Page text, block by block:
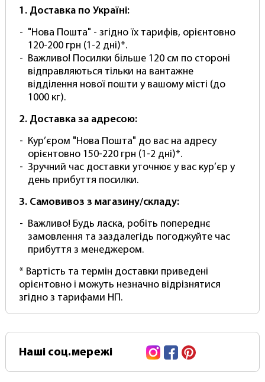
та відкрийте для себе різницю в якості.
Паперовий фон – це важливий інструмент для
фотографа, і вибір фону може суттєво вплинути
на якість фотографій. Ось кілька причин, чому
паперове тло варто розглянути:
Універсальність: Паперові фони підходять
для різних видів зйомки, включаючи
портрети, предметну фотографію та
натюрморти. Вони гнучкі та можуть
використовуватися в студії чи вдома.
Простота використання: Паперові фони легко
вирізати на потрібний розмір та форму. Вони
не вимагають особливого догляду і можуть
бути обрізані, якщо забруднюються або
Рівний задній план: Папір забезпечує рівне
тло зверху вниз без видимих країв і
фотографій.
Доступна ціна: Паперові фони продаються у
кольору та розміру, і при цьому не
переплатити.
Вибір паперового фотофону залежить від
1. Доставка по Україні:
"Нова Пошта" - згідно їх тарифів, орієнтовно
120-200 грн (1-2 дні)*.
Важливо! Посилки більше 120 см по стороні
відправляються тільки на вантажне
відділення нової пошти у вашому місті (до
1000 кг).
2. Доставка за адресою:
Кур’єром "Нова Пошта" до вас на адресу
орієнтовно 150-220 грн (1-2 дні)*.
Зручний час доставки уточнює у вас кур’єр у
день прибуття посилки.
3. Самовивоз з магазину/складу:
Важливо! Будь ласка, робіть попереднє
замовлення та заздалегідь погоджуйте час
прибуття з менеджером.
* Вартість та термін доставки приведені
орієнтовно і можуть незначно відрізнятися
згідно з тарифами НП.
Наші соц.мережі InstagramFacebook